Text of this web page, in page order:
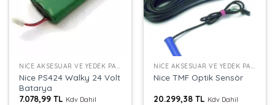
NICE AKSESUAR VE YEDEK PARÇALAR
Nice PS424 Walky 24 Volt
Batarya
7.078,99TL Kdv Dahil
NICE AKSESUAR VE YEDEK PARÇALAR
Nice TMF Optik Sensör
20.299,38TL Kdv Dahil